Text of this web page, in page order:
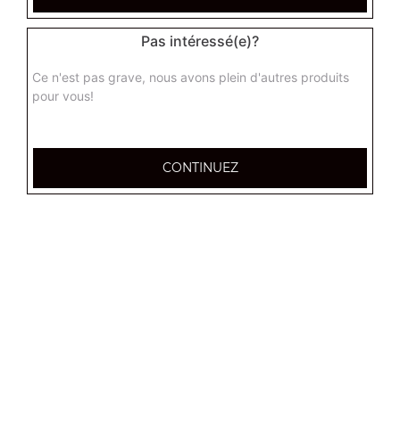
3 ingrédients au choix
9.50€
Menu pâtes sauce tomate
Pas intéressé(e)?
Ce n'est pas grave, nous avons plein d'autres produits
pour vous!
CONTINUEZ